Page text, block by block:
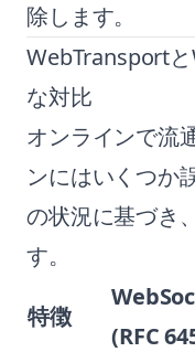
除します。
WebTransport
な対比
オンラインで流
ンにはいくつか
の状況に基づき
す。
特徴
(RFC